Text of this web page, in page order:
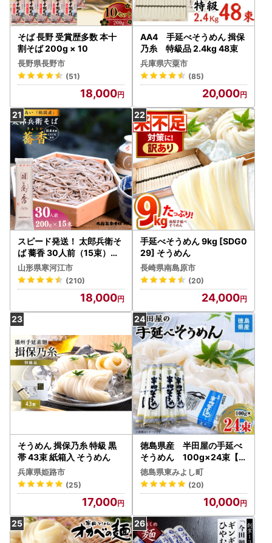
そば 長野 受賞歴多数 本十
割そば 200g × 10
長野県長野市
(51)
18,000
AA4 手延べそうめん 揖保
乃糸 特級品 2.4kg 48束
兵庫県宍粟市
(85)
20,000
スピード発送！ 太郎兵衛そ
ば 蕎香 30人前（15束）【
全て国産原料使用】 麺 乾麺
蕎麦 そば 山形 018-F-TB
013
山形県寒河江市
(210)
18,000
手延べそうめん 9kg [SDG0
29] そうめん
長崎県南島原市
(20)
24,000
そうめん 揖保乃糸 特級 黒
帯 43束 紙箱入 そうめん
兵庫県姫路市
(25)
17,000
徳島県産 半田屋の手延べ
そうめん 100g×24束【1
094465】
徳島県東みよし町
(20)
10,000